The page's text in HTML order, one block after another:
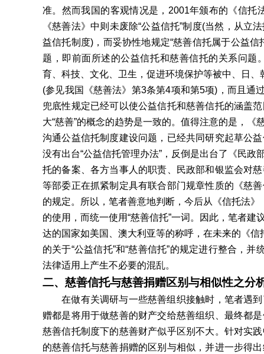
准。然而我国的客观情况是，2001年颁布的《信托
《慈善法》中则未废除“公益信托”制度(当然，从
益信托制度)，而妥协性地规定“慈善信托属于公益
题，即前面所述的公益信托和慈善信托的关系问题
育、科技、文化、卫生，促进环境保护等被中、日、
(参见我国《慈善法》第3条第4项和第5项)，而且通
兜底性规定已经可以使公益信托和慈善信托的涵盖
大“慈善”的概念的趋势是一致的。值得注意的是，
沟通公益信托制度建设问题，已经共同研究起草公
没有出台“公益信托管理办法”，反倒是出台了《民
托的备案、各方当事人的职责、民政部和银监会对
等部委正在抓紧制定具有联合部门规章性质的《慈
的规定。所以，笔者善意地判断，今后从《信托法
的使用，而统一使用“慈善信托”一词。因此，笔者
达的国家如美国、澳大利亚等的称呼，在未来的《
的关于“公益信托”和“慈善信托”的规定进行整合，
法律适用上产生不必要的混乱。
二、慈善信托与慈善捐赠区别与相似性之分
在做有关调研与一些慈善组织接触时，笔者遇到
赠都是将用于做慈善的财产交给慈善组织、最终都
慈善信托制度下的慈善财产似乎区别不大。针对实
的慈善信托与慈善捐赠的区别与相似，并进一步得